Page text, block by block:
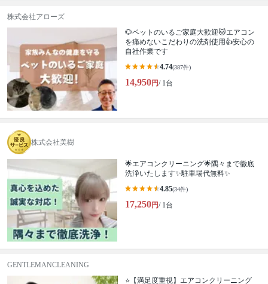
株式会社アローズ
🐶ペットのいるご家庭大歓迎🐱エアコン
を痛めないこだわりの洗剤使用👍安心の
自社作業です
4.74(387件)
14,950円/ 1台
株式会社美樹
🌟エアコンクリーニング🌟隅々まで徹底
洗浄いたします✨駐車場代無料✨
4.85(34件)
17,250円/ 1台
GENTLEMANCLEANING
⭐【満足度重視】エアコンクリーニング